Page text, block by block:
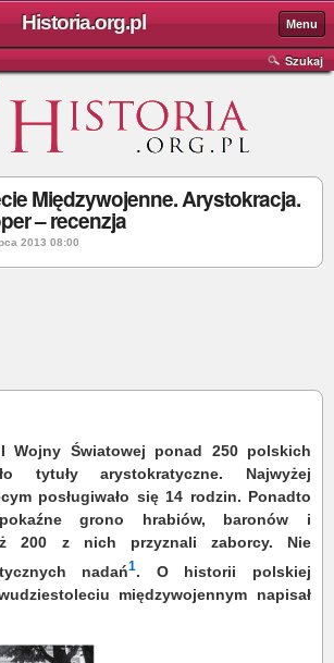
Historia.org.pl Menu
Szukaj
Międzywojenne. Arystokracja.
– recenzja
2013 08:00
Wojny Światowej ponad 250 polskich
tytuły arystokratyczne. Najwyżej
posługiwało się 14 rodzin. Ponadto
pokaźne grono hrabiów, baronów i
200 z nich przyznali zaborcy. Nie
nadań1. O historii polskiej
międzywojennym napisał